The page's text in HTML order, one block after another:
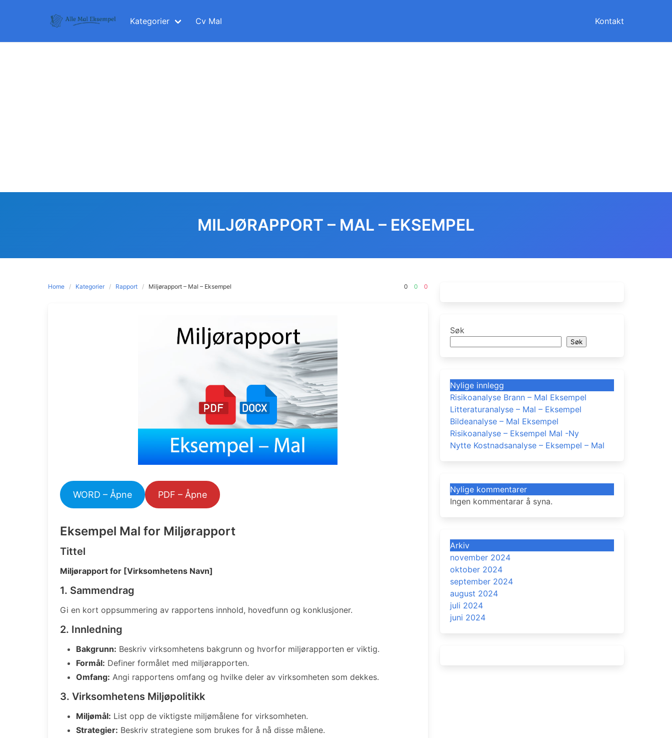
Kategorier Cv Mal Kontakt
MILJØRAPPORT – MAL – EKSEMPEL
Home Kategorier Rapport Miljørapport – Mal – Eksempel 0 0 0
WORD – Åpne PDF – Åpne
Eksempel Mal for Miljørapport
Tittel
Miljørapport for [Virksomhetens Navn]
1. Sammendrag
Gi en kort oppsummering av rapportens innhold, hovedfunn og konklusjoner.
2. Innledning
Bakgrunn: Beskriv virksomhetens bakgrunn og hvorfor miljørapporten er viktig.
Formål: Definer formålet med miljørapporten.
Omfang: Angi rapportens omfang og hvilke deler av virksomheten som dekkes.
3. Virksomhetens Miljøpolitikk
Miljømål: List opp de viktigste miljømålene for virksomheten.
Strategier: Beskriv strategiene som brukes for å nå disse målene.
Søk
Søk
Nylige innlegg
Risikoanalyse Brann – Mal Eksempel
Litteraturanalyse – Mal – Eksempel
Bildeanalyse – Mal Eksempel
Risikoanalyse – Eksempel Mal -Ny
Nytte Kostnadsanalyse – Eksempel – Mal
Nylige kommentarer
Ingen kommentarar å syna.
Arkiv
november 2024
oktober 2024
september 2024
august 2024
juli 2024
juni 2024